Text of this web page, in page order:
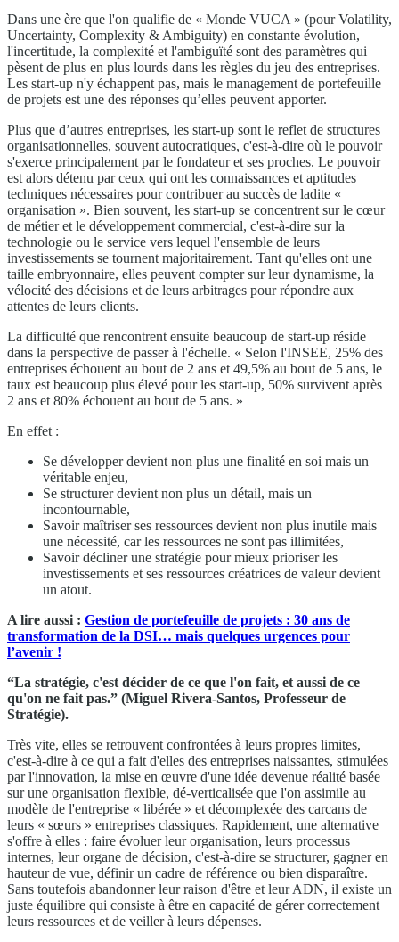
Dans une ère que l'on qualifie de « Monde VUCA » (pour Volatility,
Uncertainty, Complexity & Ambiguity) en constante évolution,
l'incertitude, la complexité et l'ambiguïté sont des paramètres qui
pèsent de plus en plus lourds dans les règles du jeu des entreprises.
Les start-up n'y échappent pas, mais le management de portefeuille
de projets est une des réponses qu’elles peuvent apporter.
Plus que d’autres entreprises, les start-up sont le reflet de structures
organisationnelles, souvent autocratiques, c'est-à-dire où le pouvoir
s'exerce principalement par le fondateur et ses proches. Le pouvoir
est alors détenu par ceux qui ont les connaissances et aptitudes
techniques nécessaires pour contribuer au succès de ladite «
organisation ». Bien souvent, les start-up se concentrent sur le cœur
de métier et le développement commercial, c'est-à-dire sur la
technologie ou le service vers lequel l'ensemble de leurs
investissements se tournent majoritairement. Tant qu'elles ont une
taille embryonnaire, elles peuvent compter sur leur dynamisme, la
vélocité des décisions et de leurs arbitrages pour répondre aux
attentes de leurs clients.
La difficulté que rencontrent ensuite beaucoup de start-up réside
dans la perspective de passer à l'échelle. « Selon l'INSEE, 25% des
entreprises échouent au bout de 2 ans et 49,5% au bout de 5 ans, le
taux est beaucoup plus élevé pour les start-up, 50% survivent après
2 ans et 80% échouent au bout de 5 ans. »
En effet :
Se développer devient non plus une finalité en soi mais un
véritable enjeu,
Se structurer devient non plus un détail, mais un
incontournable,
Savoir maîtriser ses ressources devient non plus inutile mais
une nécessité, car les ressources ne sont pas illimitées,
Savoir décliner une stratégie pour mieux prioriser les
investissements et ses ressources créatrices de valeur devient
un atout.
A lire aussi : Gestion de portefeuille de projets : 30 ans de
transformation de la DSI… mais quelques urgences pour
l’avenir !
“La stratégie, c'est décider de ce que l'on fait, et aussi de ce
qu'on ne fait pas.” (Miguel Rivera-Santos, Professeur de
Stratégie).
Très vite, elles se retrouvent confrontées à leurs propres limites,
c'est-à-dire à ce qui a fait d'elles des entreprises naissantes, stimulées
par l'innovation, la mise en œuvre d'une idée devenue réalité basée
sur une organisation flexible, dé-verticalisée que l'on assimile au
modèle de l'entreprise « libérée » et décomplexée des carcans de
leurs « sœurs » entreprises classiques. Rapidement, une alternative
s'offre à elles : faire évoluer leur organisation, leurs processus
internes, leur organe de décision, c'est-à-dire se structurer, gagner en
hauteur de vue, définir un cadre de référence ou bien disparaître.
Sans toutefois abandonner leur raison d'être et leur ADN, il existe un
juste équilibre qui consiste à être en capacité de gérer correctement
leurs ressources et de veiller à leurs dépenses.